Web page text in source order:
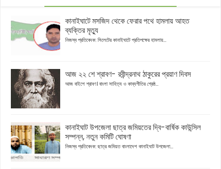
কানাইঘাটে মসজিদ থেকে ফেরার পথে হামলায় আহত
ব্যক্তির মৃত্যু
নিজস্ব প্রতিবেদক: সিলেটের কানাইঘাটে প্রতিপক্ষের হামলায়...
আজ ২২ শে শ্রাবণ- রবীন্দ্রনাথ ঠাকুরের প্রয়াণ দিবস
আজ বাইশে শ্রাবণ। বাংলা সাহিত্য ও কাব্যগীতির শ্রেষ্ঠ...
কানাইঘাট উপজেলা ছাত্র জমিয়তের দ্বি-বার্ষিক কাউন্সিল
সম্পন্ন, নতুন কমিটি ঘোষণা
নিজস্ব প্রতিবেদক: ছাত্র জমিয়ত বাংলাদেশ কানাইঘাট উপজেলা...